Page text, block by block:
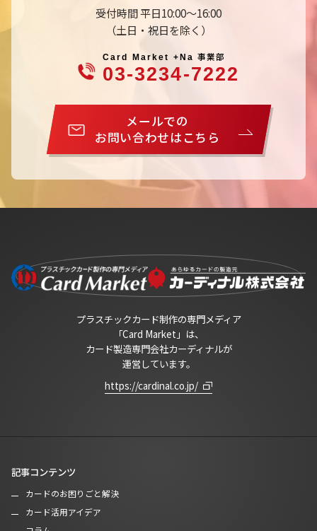
受付時間 平日10:00～16:00
（土日・祝日を除く）
Card Market +Na事業部
03-3234-7222
メールでの
お問い合わせはこちら
プラスチックカード制作の専門メディア
「Card Market」は、
カード製造専門会社カーディナルが
運営しています。
https://cardinal.co.jp/
記事コンテンツ
カードのお困りごと解決
カード活用アイデア